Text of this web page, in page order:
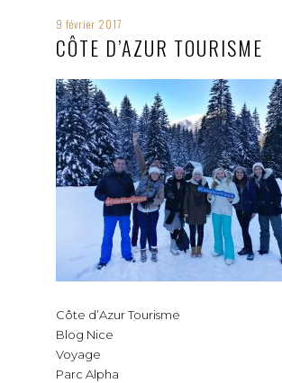
9 février 2017
CÔTE D’AZUR TOURISME
Côte d’Azur Tourisme
Blog Nice
Voyage
Parc Alpha